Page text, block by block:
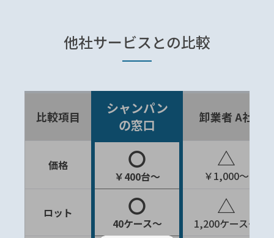
他社サービスとの比較
比較項目
シャンパン
の窓口
卸業者 A社
価格 〇
￥400台～
△
￥1,000～
ロット 〇
40ケース～
△
1,200ケース～